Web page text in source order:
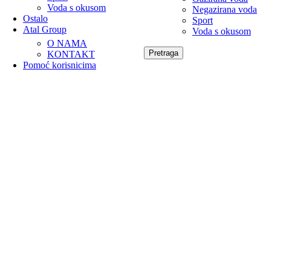
Voda s okusom
Ostalo
Atal Group
O NAMA
KONTAKT
Pomoć korisnicima
Negazirana voda
Sport
Voda s okusom
Pretraga